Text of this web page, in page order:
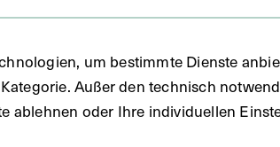
um bestimmte Dienste
Außer den technisch
ablehnen oder Ihre individuellen